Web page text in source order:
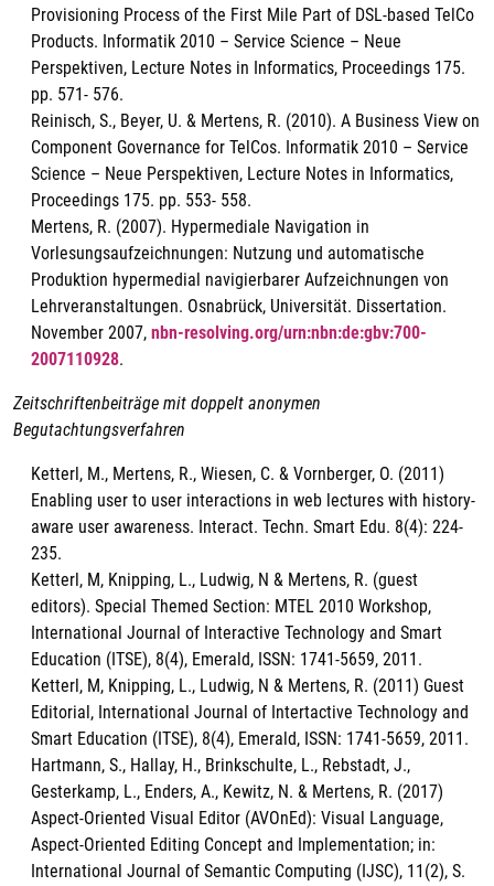
Provisioning Process of the First Mile Part of DSL-based TelCo
Products. Informatik 2010 – Service Science – Neue
Perspektiven, Lecture Notes in Informatics, Proceedings 175.
pp. 571- 576.
Reinisch, S., Beyer, U. & Mertens, R. (2010). A Business View on
Component Governance for TelCos. Informatik 2010 – Service
Science – Neue Perspektiven, Lecture Notes in Informatics,
Proceedings 175. pp. 553- 558.
Mertens, R. (2007). Hypermediale Navigation in
Vorlesungsaufzeichnungen: Nutzung und automatische
Produktion hypermedial navigierbarer Aufzeichnungen von
Lehrveranstal­tun­gen. Osnabrück, Universität. Dissertation.
November 2007, nbn-resolving.org/urn:nbn:de:gbv:700-
2007110928.
Zeitschriftenbeiträge mit doppelt anonymen
Begutachtungsverfahren
Ketterl, M., Mertens, R., Wiesen, C. & Vornberger, O. (2011)
Enabling user to user interactions in web lectures with history-
aware user awareness. Interact. Techn. Smart Edu. 8(4): 224-
235.
Ketterl, M, Knipping, L., Ludwig, N & Mertens, R. (guest
editors). Special Themed Section: MTEL 2010 Workshop,
International Journal of Interactive Technology and Smart
Education (ITSE), 8(4), Emerald, ISSN: 1741-5659, 2011.
Ketterl, M, Knipping, L., Ludwig, N & Mertens, R. (2011) Guest
Editorial, International Journal of Intertactive Technology and
Smart Education (ITSE), 8(4), Emerald, ISSN: 1741-5659, 2011.
Hartmann, S., Hallay, H., Brinkschulte, L., Rebstadt, J.,
Gesterkamp, L., Enders, A., Kewitz, N. & Mertens, R. (2017)
Aspect-Oriented Visual Editor (AVOnEd): Visual Language,
Aspect-Oriented Editing Concept and Implementation; in:
International Journal of Semantic Computing (IJSC), 11(2), S.